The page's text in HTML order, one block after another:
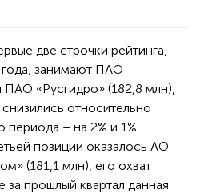
две строчки рейтинга,
года, занимают ПАО
ПАО «Русгидро» (182,8 млн),
относительно
периода – на 2% и 1%
позиции оказалось АО
(181,1 млн), его охват
за прошлый квартал данная